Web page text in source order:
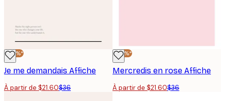
-40%*
Je me demandais Affiche
À partir de $21.60$36
-40%*
Mercredis en rose Affiche
À partir de $21.60$36